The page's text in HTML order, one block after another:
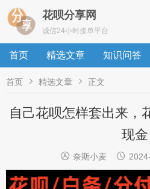
花呗分享网
诚信24小时接单平台
首页 精选文章 知识问答
首页  精选文章  正文
自己花呗怎样套出来，
现金
 奈斯小麦 